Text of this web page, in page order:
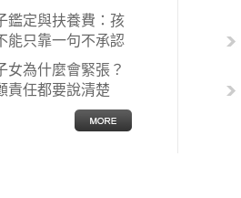
鑑定與扶養費：孩
能只靠一句不承認
女為什麼會緊張？
責任都要說清楚